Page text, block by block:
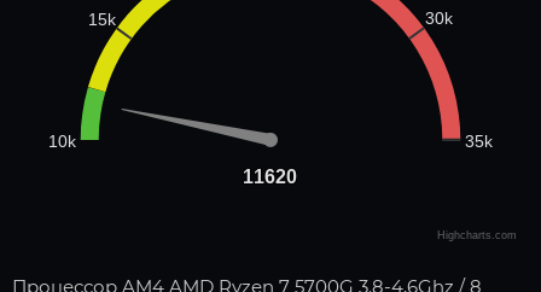
11620
11620
10k
15k 30k
35k
Highcharts.com
Процессор AM4 AMD Ryzen 7 5700G 3.8-4,6Ghz / 8